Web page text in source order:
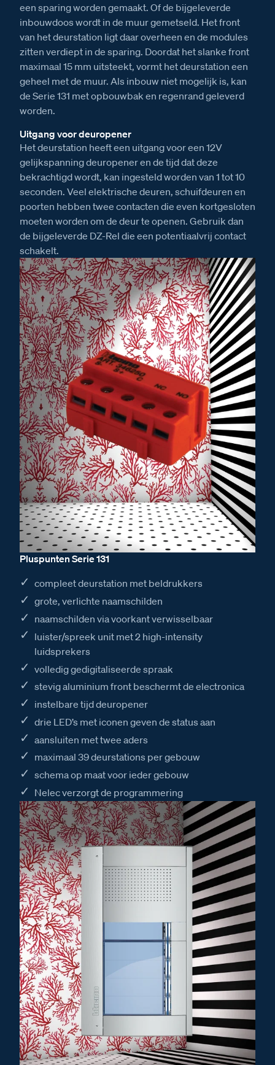
een sparing worden gemaakt. Of de bijgeleverde
inbouwdoos wordt in de muur gemetseld. Het front
van het deurstation ligt daar overheen en de modules
zitten verdiept in de sparing. Doordat het slanke front
maximaal 15 mm uitsteekt, vormt het deurstation een
geheel met de muur. Als inbouw niet mogelijk is, kan
de Serie 131 met opbouwbak en regenrand geleverd
worden.
Uitgang voor deuropener
Het deurstation heeft een uitgang voor een 12V
gelijkspanning deuropener en de tijd dat deze
bekrachtigd wordt, kan ingesteld worden van 1 tot 10
seconden. Veel elektrische deuren, schuifdeuren en
poorten hebben twee contacten die even kortgesloten
moeten worden om de deur te openen. Gebruik dan
de bijgeleverde DZ-Rel die een potentiaalvrij contact
schakelt.
Pluspunten Serie 131
compleet deurstation met beldrukkers
grote, verlichte naamschilden
naamschilden via voorkant verwisselbaar
luister/spreek unit met 2 high-intensity
luidsprekers
volledig gedigitaliseerde spraak
stevig aluminium front beschermt de electronica
instelbare tijd deuropener
drie LED’s met iconen geven de status aan
aansluiten met twee aders
maximaal 39 deurstations per gebouw
schema op maat voor ieder gebouw
Nelec verzorgt de programmering